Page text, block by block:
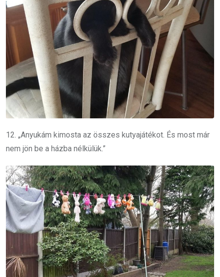
12. „Anyukám kimosta az összes kutyajátékot. És most már
nem jön be a házba nélkülük.”